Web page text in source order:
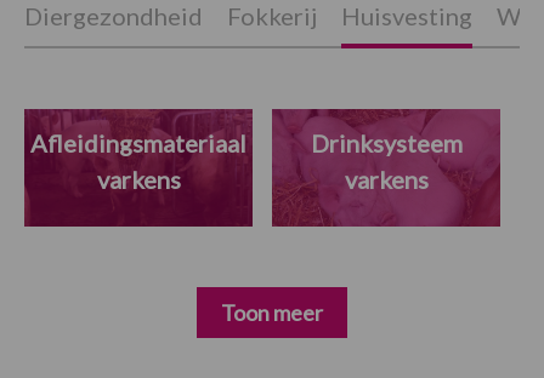
Diergezondheid Fokkerij Huisvesting
Afleidingsmateriaal
varkens
Drinksysteem
varkens
Toon meer